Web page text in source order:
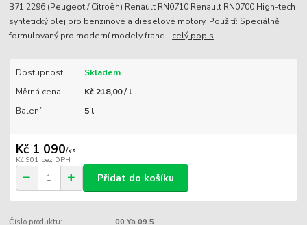
B71 2296 (Peugeot / Citroën) Renault RN0710 Renault RN0700 High-tech
syntetický olej pro benzinové a dieselové motory. Použití: Speciálně
formulovaný pro moderní modely franc... celý popis
Dostupnost
Skladem
Měrná cena
Kč 218,00 / l
Balení
5 l
Kč 1 090/ks
Kč 901 bez DPH
Přidat do košíku
Číslo produktu:
00 Ya 09.5